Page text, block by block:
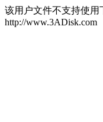
该用户文件不支持使
http://www.3ADisk.com